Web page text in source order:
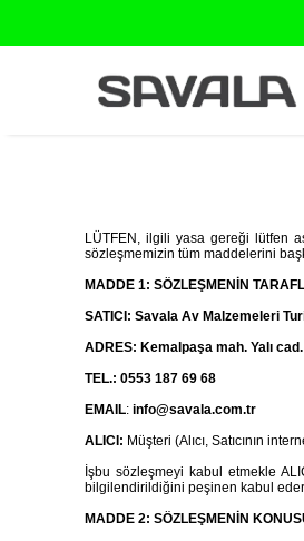
LÜTFEN, ilgili yasa gereği lütfen
sözleşmemizin tüm maddelerini
MADDE 1: SÖZLEŞMENİN
SATICI: Savala Av Malzemeleri
ADRES: Kemalpaşa mah. Yalı
TEL.: 0553 187 69 68
EMAIL: info@savala.com.tr
ALICI: Müşteri (Alıcı, Satıcının
İşbu sözleşmeyi kabul etmekle
bilgilendirildiğini peşinen kabul
MADDE 2: SÖZLEŞMENİN